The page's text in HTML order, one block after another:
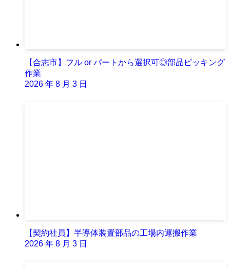
【合志市】フル or パートから選択可◎部品ピッキング
作業
2026 年 8 月 3 日
【契約社員】半導体装置部品の工場内運搬作業
2026 年 8 月 3 日